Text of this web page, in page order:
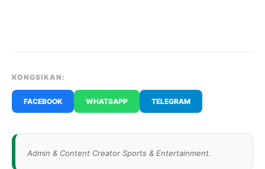
KONGSIKAN:
FACEBOOK WHATSAPP TELEGRAM
Admin & Content Creator Sports & Entertainment.